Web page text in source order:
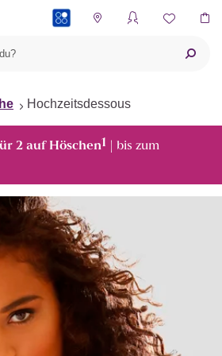
Hochzeitsdessous
2 auf Höschen1 | bis zum